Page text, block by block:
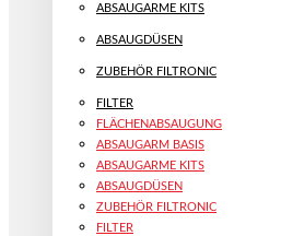
ABSAUGARME KITS
ABSAUGDÜSEN
ZUBEHÖR FILTRONIC
FILTER
FLÄCHENABSAUGUNG
ABSAUGARM BASIS
ABSAUGARME KITS
ABSAUGDÜSEN
ZUBEHÖR FILTRONIC
FILTER